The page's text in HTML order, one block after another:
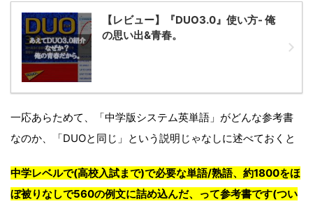
【レビュー】『DUO3.0』使い方- 俺
の思い出&青春。
一応あらためて、「中学版システム英単語」がどんな参考書
なのか、「DUOと同じ」という説明じゃなしに述べておくと
中学レベルで(高校入試まで)で必要な単語/熟語、約1800をほ
ぼ被りなしで560の例文に詰め込んだ、って参考書です(つい